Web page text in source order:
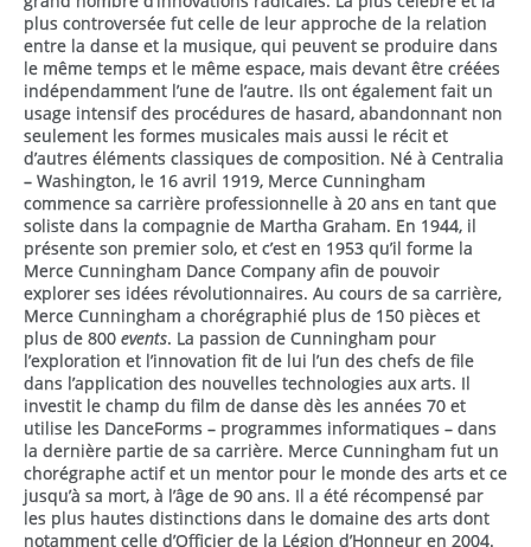
plus controversée fut celle de leur approche de la relation
entre la danse et la musique, qui peuvent se produire dans
le même temps et le même espace, mais devant être créées
indépendamment l’une de l’autre. Ils ont également fait un
usage intensif des procédures de hasard, abandonnant non
seulement les formes musicales mais aussi le récit et
d’autres éléments classiques de composition. Né à Centralia
– Washington, le 16 avril 1919, Merce Cunningham
commence sa carrière professionnelle à 20 ans en tant que
soliste dans la compagnie de Martha Graham. En 1944, il
présente son premier solo, et c’est en 1953 qu’il forme la
Merce Cunningham Dance Company afin de pouvoir
explorer ses idées révolutionnaires. Au cours de sa carrière,
Merce Cunningham a chorégraphié plus de 150 pièces et
plus de 800 events. La passion de Cunningham pour
l’exploration et l’innovation fit de lui l’un des chefs de file
dans l’application des nouvelles technologies aux arts. Il
investit le champ du film de danse dès les années 70 et
utilise les DanceForms – programmes informatiques – dans
la dernière partie de sa carrière. Merce Cunningham fut un
chorégraphe actif et un mentor pour le monde des arts et ce
jusqu’à sa mort, à l’âge de 90 ans. Il a été récompensé par
les plus hautes distinctions dans le domaine des arts dont
notamment celle d’Officier de la Légion d’Honneur en 2004.